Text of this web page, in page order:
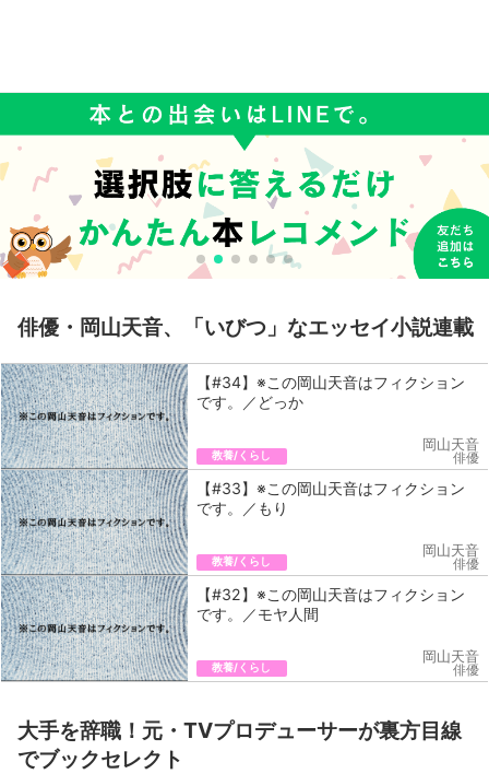
俳優・岡山天音、「いびつ」なエッセイ小説連載
【#34】※この岡山天音はフィクション
です。／どっか
教養/くらし
岡山天音
俳優
【#33】※この岡山天音はフィクション
です。／もり
教養/くらし
岡山天音
俳優
【#32】※この岡山天音はフィクション
です。／モヤ人間
教養/くらし
岡山天音
俳優
大手を辞職！元・TVプロデューサーが裏方目線
でブックセレクト